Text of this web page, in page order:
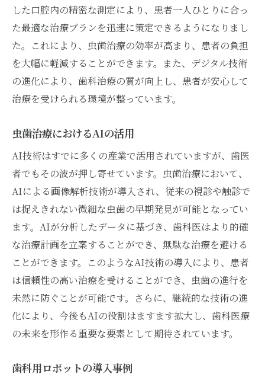
長期的な健康を見据えた治療戦略
安心して通える歯医者選びと虫歯治療の新基準
地域密着型歯医者の選び方
患者に寄り添う治療の提供
初診での安心感を与えるポイント
家族全員で通える歯医者の特徴
治療後のフォローアップ体制
信頼できる歯科医師の見分け方
歯医者の革新技術患者に優しい虫歯治療の未来
ナビゲーション技術を用いた精密治療
バイオマテリアルの活用とその可能性
環境に配慮した持続可能な歯科医療
患者参加型の治療プロセス
技術革新がもたらす患者利益
未来の歯科治療に必要なスキルセット
した口腔内の精密な測定により、患者一人ひとりに合っ
た最適な治療プランを迅速に策定できるようになりまし
た。これにより、虫歯治療の効率が高まり、患者の負担
を大幅に軽減することができます。また、デジタル技術
の進化により、歯科治療の質が向上し、患者が安心して
治療を受けられる環境が整っています。
虫歯治療におけるAIの活用
AI技術はすでに多くの産業で活用されていますが、歯医
者でもその波が押し寄せています。虫歯治療において、
AIによる画像解析技術が導入され、従来の視診や触診で
は捉えきれない微細な虫歯の早期発見が可能となってい
ます。AIが分析したデータに基づき、歯科医はより的確
な治療計画を立案することができ、無駄な治療を避ける
ことができます。このようなAI技術の導入により、患者
は信頼性の高い治療を受けることができ、虫歯の進行を
未然に防ぐことが可能です。さらに、継続的な技術の進
化により、今後もAIの役割はますます拡大し、歯科医療
の未来を形作る重要な要素として期待されています。
歯科用ロボットの導入事例